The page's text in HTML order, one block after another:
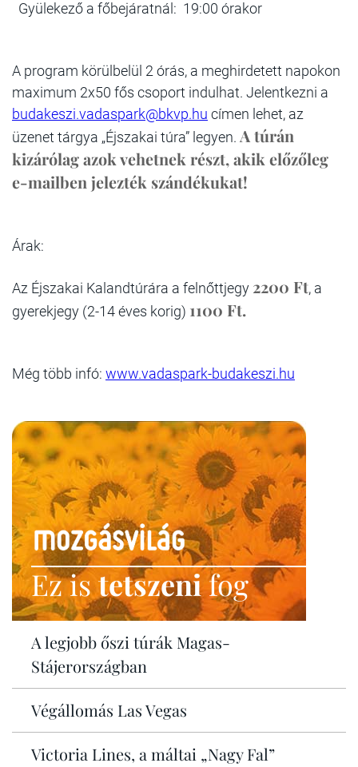
Gyülekező a főbejáratnál: 19:00 órakor
A program körülbelül 2 órás, a meghirdetett napokon
maximum 2x50 fős csoport indulhat. Jelentkezni a
budakeszi.vadaspark@bkvp.hu címen lehet, az
üzenet tárgya „Éjszakai túra” legyen. A túrán
kizárólag azok vehetnek részt, akik előzőleg
e-mailben jelezték szándékukat!
Árak:
Az Éjszakai Kalandtúrára a felnőttjegy 2200 Ft, a
gyerekjegy (2-14 éves korig) 1100 Ft.
Még több infó: www.vadaspark-budakeszi.hu
Ez istetszenifog
A legjobb őszi túrák Magas-
Stájerországban
Végállomás Las Vegas
Victoria Lines, a máltai „Nagy Fal”